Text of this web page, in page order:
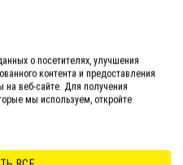
в аквариум, если в
Растение выступает
и будет способствовать
них – это один из методов
Однако в данном
так как цератофиллум
о посетителях, улучшения
контента и предоставления
веб-сайте. Для получения
мы используем, откройте